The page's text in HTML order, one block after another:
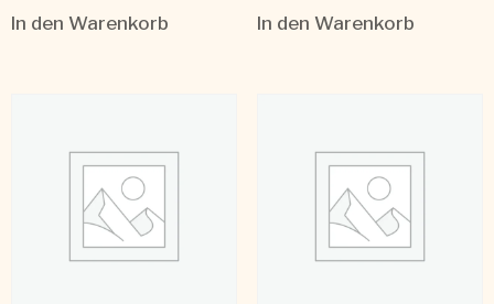
In den Warenkorb In den Warenkorb